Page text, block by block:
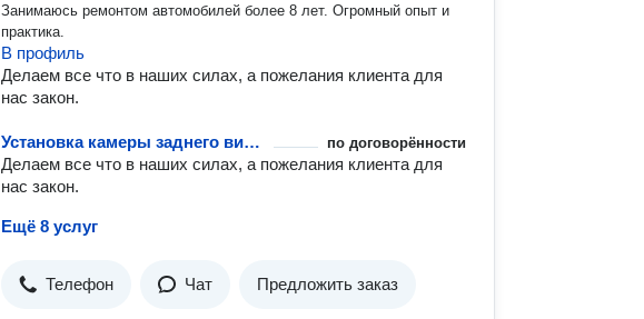
Занимаюсь ремонтом автомобилей более 8 лет. Огромный опыт и
практика.
В профиль
Делаем все что в наших силах, а пожелания клиента для
нас закон.
Установка камеры заднего вида на автомобиль по договорённости
Делаем все что в наших силах, а пожелания клиента для
нас закон.
Ещё 8 услуг
Телефон Чат Предложить заказ